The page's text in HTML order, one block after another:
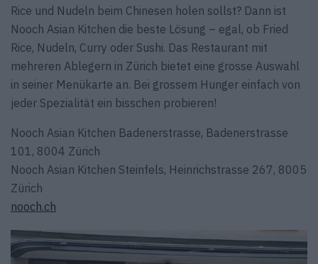
Rice und Nudeln beim Chinesen holen sollst? Dann ist
Nooch Asian Kitchen die beste Lösung – egal, ob Fried
Rice, Nudeln, Curry oder Sushi. Das Restaurant mit
mehreren Ablegern in Zürich bietet eine grosse Auswahl
in seiner Menükarte an. Bei grossem Hunger einfach von
jeder Spezialität ein bisschen probieren!
Nooch Asian Kitchen Badenerstrasse, Badenerstrasse
101, 8004 Zürich
Nooch Asian Kitchen Steinfels, Heinrichstrasse 267, 8005
Zürich
nooch.ch